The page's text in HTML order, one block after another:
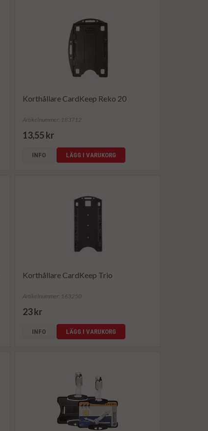
Korthållare CardKeep Reko 20
Artikelnummer: 183712
13,55 kr
INFO LÄGG I VARUKORG
Korthållare CardKeep Trio
Artikelnummer: 163250
23 kr
INFO LÄGG I VARUKORG